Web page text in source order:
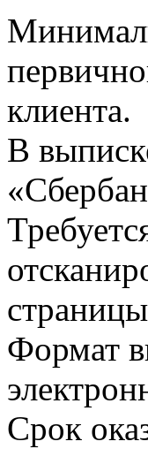
клиента.
В
Формат
Срок